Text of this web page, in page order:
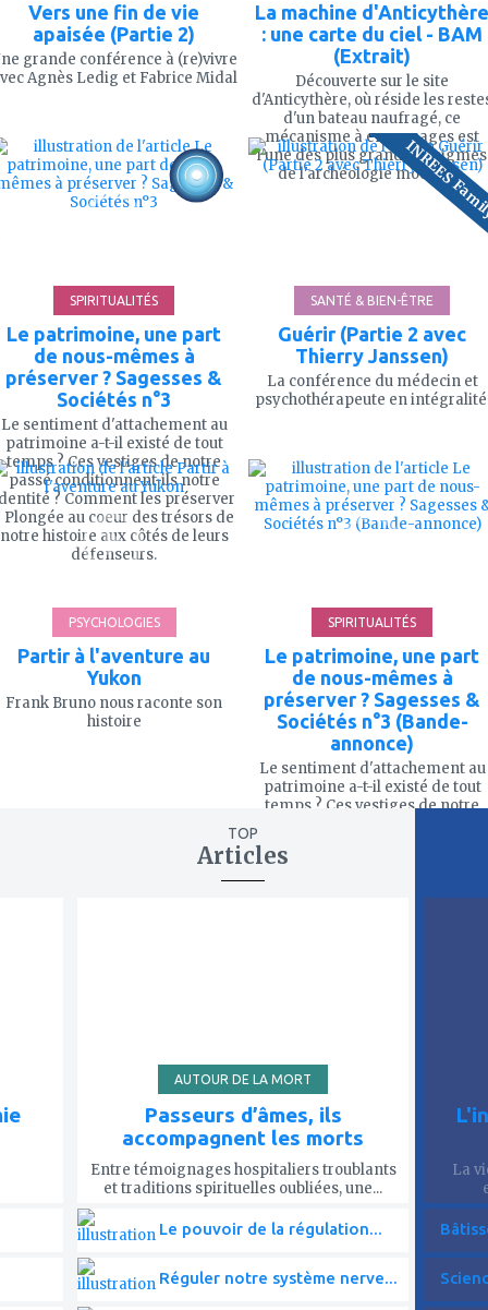
Vers une fin de vie
apaisée (Partie 2)
grande conférence à (re)vivre
Agnès Ledig et Fabrice Midal
La machine d'Anticythère
: une carte du ciel - BAM
(Extrait)
Découverte sur le site
d'Anticythère, où réside les
d'un bateau naufragé, ce
mécanisme à engrenages est
l'une des plus grandes énigmes
de l'archéologie moderne.
mes
favoris
SPIRITUALITÉS
Le patrimoine, une part
de nous-mêmes à
préserver ? Sagesses &
Sociétés n°3
Le sentiment d'attachement au
patrimoine a-t-il existé de tout
temps ? Ces vestiges de notre
passé conditionnent-ils notre
? Comment les préserver
Plongée au coeur des trésors de
notre histoire aux côtés de leurs
défenseurs.
ajouter
à
mes
INREES
SANTÉ & BIEN-ÊTRE
Guérir (Partie 2 avec
Thierry Janssen)
La conférence du médecin et
psychothérapeute en
ajouter
à
mes
favoris
PSYCHOLOGIES
Partir à l'aventure au
Yukon
Frank Bruno nous raconte son
histoire
mes
favoris
SPIRITUALITÉS
Le patrimoine, une part
de nous-mêmes à
préserver ? Sagesses &
Sociétés n°3 (Bande-
annonce)
Le sentiment d'attachement au
patrimoine a-t-il existé de tout
temps ? Ces vestiges de notre
identité ? Comment les préserver
? Plongée au coeur des trésors de
notre histoire aux côtés de ses
TOP
Articles
AUTOUR DE LA MORT
Passeurs d’âmes, ils
accompagnent les morts
Entre témoignages hospitaliers troublants
et traditions spirituelles oubliées, une...
Le pouvoir de la régulation...
Réguler notre système nerve...
La